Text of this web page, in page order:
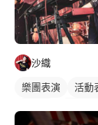
沙織
樂團表演
活動